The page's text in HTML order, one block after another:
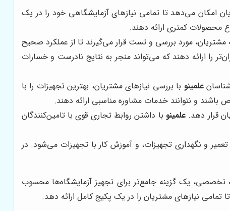
امکان می‌دهد تا تمامی نیازهای آزمایشگاهی خود را در یک
محصولات کمتری ارائه دهند.
مورد بررسی و تست قرار می‌گیرند تا از عملکرد صحیح
را ارائه دهند که می‌تواند منجر به نتایج نادرست و خسارات
علمینو با بررسی نیازهای مشتریان، بهترین تجهیزات را با
و نتوانند خدمات مشاوره مناسبی ارائه دهند.
قرار دهد.علمینو با داشتن روابط تجاری قوی با تامین‌کنندگان
و نگهداری تجهیزات، و آموزش کار با تجهیزات می‌شود. در
تخصصی، یک گزینه جامع‌تر برای تجهیز آزمایشگاه‌ها محسوب
تمامی نیازهای مشتریان را در یک پکیج کامل ارائه دهد.